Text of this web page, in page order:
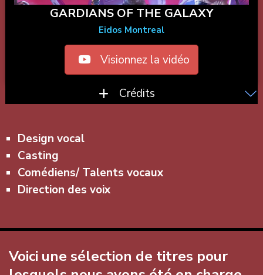
GARDIANS OF THE GALAXY
Eidos Montreal
Visionnez la vidéo
Crédits
Design vocal
Casting
Comédiens/ Talents vocaux
Direction des voix
Voici une sélection de titres pour